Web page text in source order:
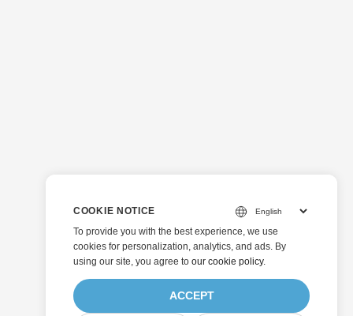
COOKIE NOTICE
To provide you with the best experience, we use
cookies for personalization, analytics, and ads. By
using our site, you agree to our cookie policy.
ACCEPT